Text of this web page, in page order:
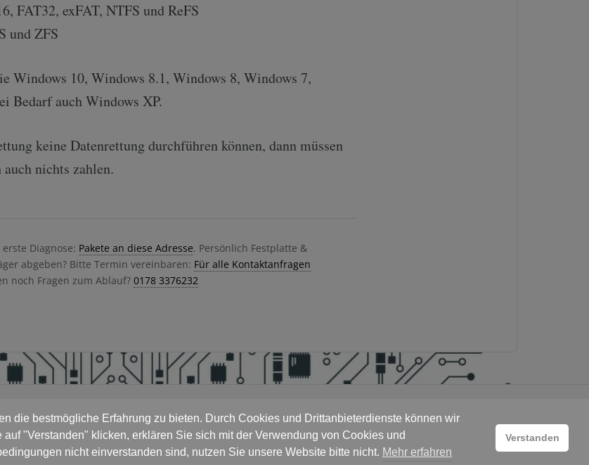
FAT32, exFAT, NTFS und ReFS
und ZFS
Windows 10, Windows 8.1, Windows 8, Windows 7,
Bedarf auch Windows XP.
keine Datenrettung durchführen können, dann müssen
nichts zahlen.
Diagnose: Pakete an diese Adresse. Persönlich Festplatte &
abgeben? Bitte Termin vereinbaren: Für alle Kontaktanfragen
noch Fragen zum Ablauf? 0178 3376232
die bestmögliche Erfahrung zu bieten. Durch Cookies und Drittanbieterdienste können wir
"Verstanden" klicken, erklären Sie sich mit der Verwendung von Cookies und
nicht einverstanden sind, nutzen Sie unsere Website bitte nicht. Mehr erfahren
Verstanden